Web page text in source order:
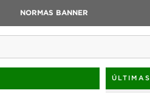
NORMAS BANNER